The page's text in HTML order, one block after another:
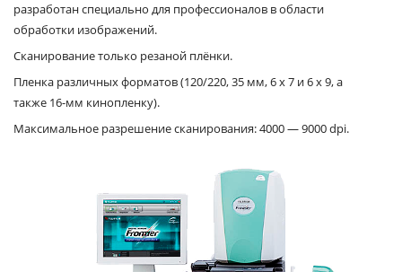
разработан специально для профессионалов в области
обработки изображений.
Сканирование только резаной плёнки.
Пленка различных форматов (120/220, 35 мм, 6 x 7 и 6 x 9, а
также 16-мм кинопленку).
Максимальное разрешение сканирования: 4000 — 9000 dpi.